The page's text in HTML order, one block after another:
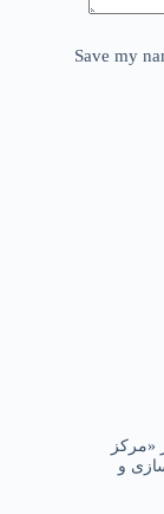
Save my
«مرکز
و